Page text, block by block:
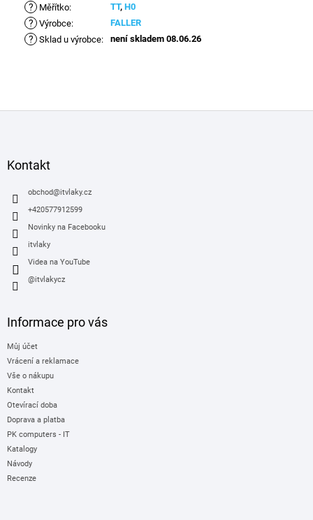
? Měřítko: TT, H0
? Výrobce: FALLER
? Sklad u výrobce: není skladem 08.06.26
Kontakt
obchod@itvlaky.cz
+420577912599
Novinky na Facebooku
itvlaky
Videa na YouTube
@itvlakycz
Informace pro vás
Můj účet
Vrácení a reklamace
Vše o nákupu
Kontakt
Otevírací doba
Doprava a platba
PK computers - IT
Katalogy
Návody
Recenze